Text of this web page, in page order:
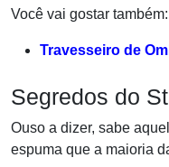
Você vai gostar também:
Travesseiro de
Segredos do
Ouso a dizer, sabe
espuma que a maioria